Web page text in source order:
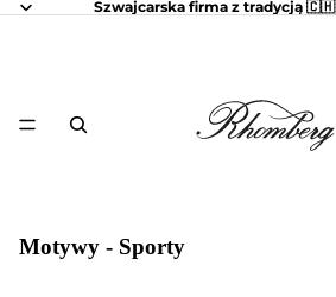
Szwajcarska firma z tradycją 🇨🇭
Motywy - Sporty